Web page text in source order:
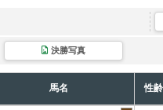
決勝写真
馬名 性齢